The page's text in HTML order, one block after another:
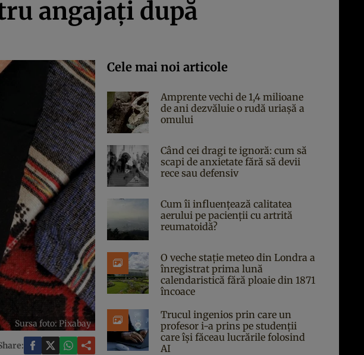
angajați după
Sursa foto: Pixabay
Cele mai noi articole
Amprente vechi de 1,4 milioane
de ani dezvăluie o rudă uriașă a
omului
Când cei dragi te ignoră: cum să
scapi de anxietate fără să devii
rece sau defensiv
Cum îi influențează calitatea
aerului pe pacienții cu artrită
reumatoidă?
O veche stație meteo din Londra a
înregistrat prima lună
calendaristică fără ploaie din 1871
încoace
Trucul ingenios prin care un
profesor i-a prins pe studenții
care își făceau lucrările folosind
AI